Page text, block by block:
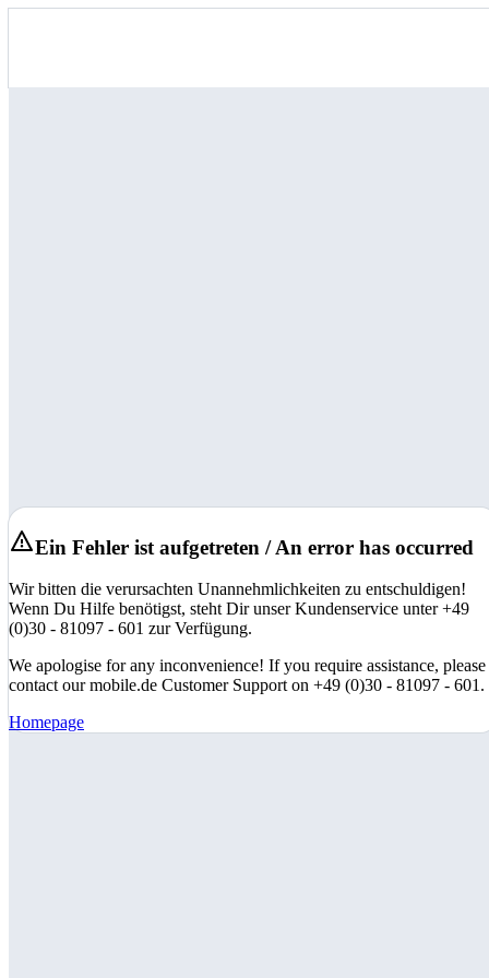
Ein Fehler ist aufgetreten / An error has occurred
Wir bitten die verursachten Unannehmlichkeiten zu entschuldigen!
Wenn Du Hilfe benötigst, steht Dir unser Kundenservice unter +49
(0)30 - 81097 - 601 zur Verfügung.
We apologise for any inconvenience! If you require assistance, please
contact our mobile.de Customer Support on +49 (0)30 - 81097 - 601.
Homepage